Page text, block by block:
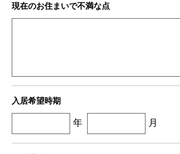
現在のお住まいで不満な点
入居希望時期
年 月